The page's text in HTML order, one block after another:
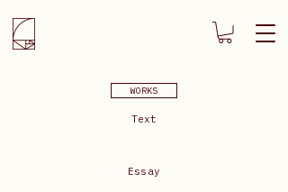
WORKS
Text
Essay